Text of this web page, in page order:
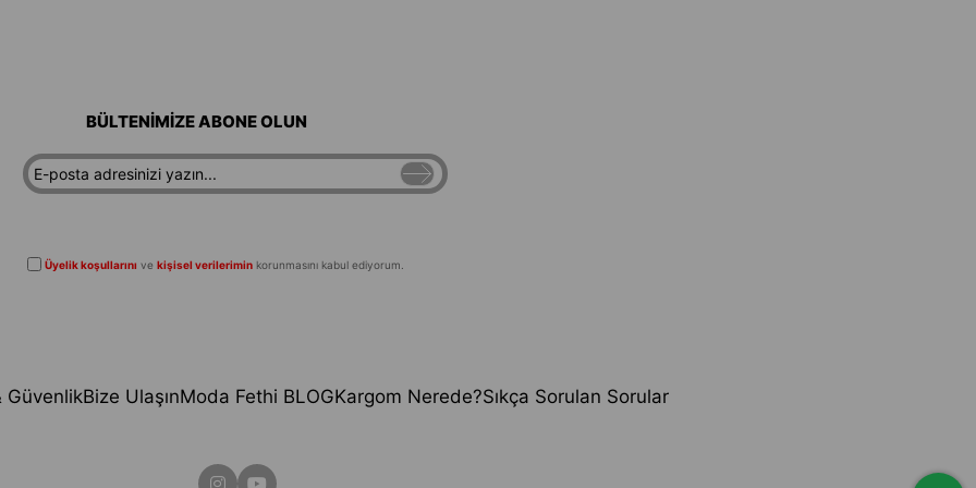
BÜLTENİMİZE ABONE OLUN
Üyelik koşullarını ve kişisel verileriminkorunmasını kabul ediyorum.
GüvenlikBize UlaşınModa Fethi BLOGKargom Nerede?Sıkça Sorulan Sorular